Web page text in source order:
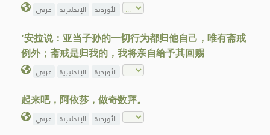
عربي الإنجليزية الأوردية
‘安拉说：亚当子孙的一切行为都归他自己，唯有斋戒
例外；斋戒是归我的，我将亲自给予其回赐
عربي الإنجليزية الأوردية
起来吧，阿依莎，做奇数拜。
عربي الإنجليزية الأوردية